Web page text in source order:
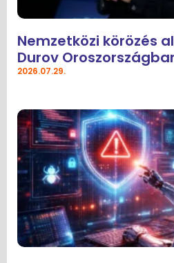
Nemzetközi körözés
Durov
2026.07.29.